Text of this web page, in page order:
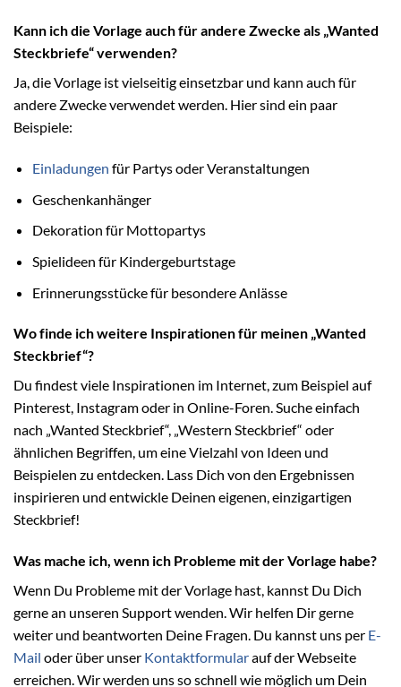
Kann ich die Vorlage auch für andere Zwecke als „Wanted
Steckbriefe“ verwenden?
Ja, die Vorlage ist vielseitig einsetzbar und kann auch für
andere Zwecke verwendet werden. Hier sind ein paar
Beispiele:
Einladungen für Partys oder Veranstaltungen
Geschenkanhänger
Dekoration für Mottopartys
Spielideen für Kindergeburtstage
Erinnerungsstücke für besondere Anlässe
Wo finde ich weitere Inspirationen für meinen „Wanted
Steckbrief“?
Du findest viele Inspirationen im Internet, zum Beispiel auf
Pinterest, Instagram oder in Online-Foren. Suche einfach
nach „Wanted Steckbrief“, „Western Steckbrief“ oder
ähnlichen Begriffen, um eine Vielzahl von Ideen und
Beispielen zu entdecken. Lass Dich von den Ergebnissen
inspirieren und entwickle Deinen eigenen, einzigartigen
Steckbrief!
Was mache ich, wenn ich Probleme mit der Vorlage habe?
Wenn Du Probleme mit der Vorlage hast, kannst Du Dich
gerne an unseren Support wenden. Wir helfen Dir gerne
weiter und beantworten Deine Fragen. Du kannst uns per E-
Mail oder über unser Kontaktformularauf der Webseite
erreichen. Wir werden uns so schnell wie möglich um Dein